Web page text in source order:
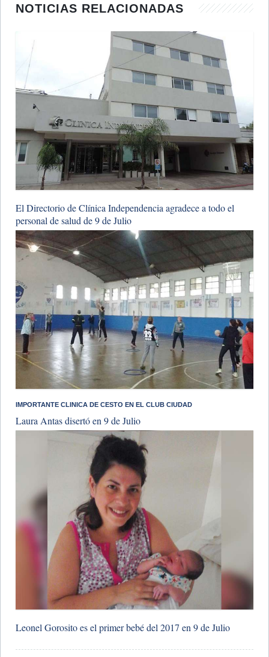
NOTICIAS RELACIONADAS
El Directorio de Clínica Independencia agradece a todo el
personal de salud de 9 de Julio
IMPORTANTE CLINICA DE CESTO EN EL CLUB CIUDAD
Laura Antas disertó en 9 de Julio
Leonel Gorosito es el primer bebé del 2017 en 9 de Julio